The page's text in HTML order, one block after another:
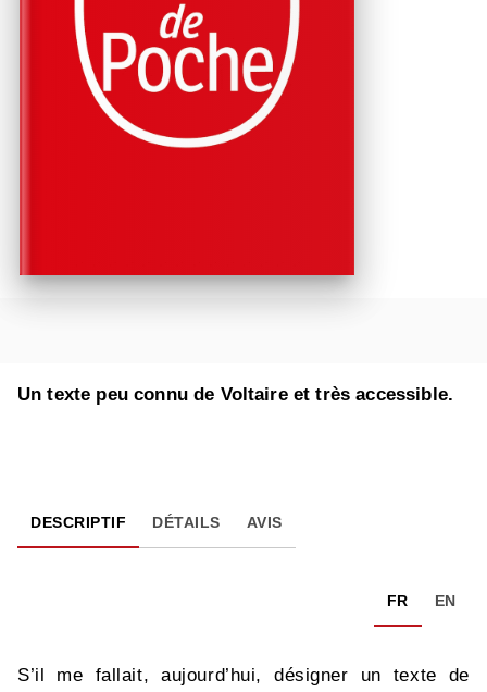
Un texte peu connu de Voltaire et très accessible.
DESCRIPTIF DÉTAILS AVIS
FR EN
S’il me fallait, aujourd’hui, désigner un texte de